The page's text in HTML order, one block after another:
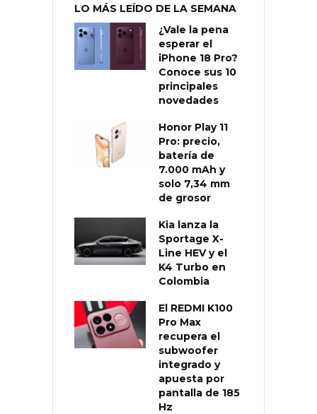
LO MÁS LEÍDO DE LA SEMANA
¿Vale la pena
esperar el
iPhone 18 Pro?
Conoce sus 10
principales
novedades
Honor Play 11
Pro: precio,
batería de
7.000 mAh y
solo 7,34 mm
de grosor
Kia lanza la
Sportage X-
Line HEV y el
K4 Turbo en
Colombia
El REDMI K100
Pro Max
recupera el
subwoofer
integrado y
apuesta por
pantalla de 185
Hz